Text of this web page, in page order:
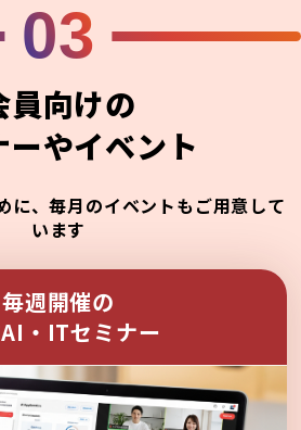
03
員向けの
ーやイベント
に、毎月のイベントもご用意して
います
毎週開催の
・ITセミナー